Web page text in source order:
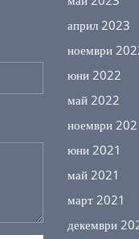
април 2023
ноември
юни 2022
май 2022
ноември
юни 2021
май 2021
март 2021
декември